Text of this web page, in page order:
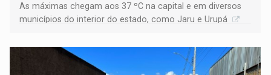
As máximas chegam aos 37 ºC na capital e em diversos
municípios do interior do estado, como Jaru e Urupá